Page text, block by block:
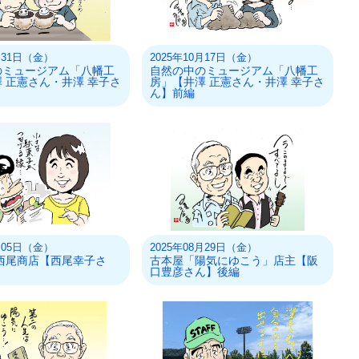
日（金）
ュージアム「八幡工
正憲さん・井澤 幸子さ
2025年10月17日（金）
自然の中のミュージアム「八幡工
房」【井澤 正憲さん・井澤 幸子さ
ん】前編
日（金）
尾商店【西尾幸子さ
2025年08月29日（金）
古本屋「陽気にゆこう」店主【阪
口豊彦さん】後編